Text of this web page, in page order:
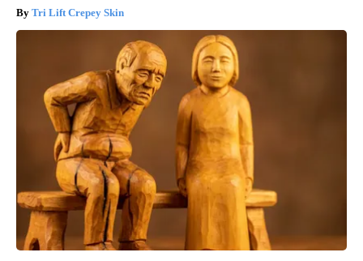
Tri Lift Crepey Skin